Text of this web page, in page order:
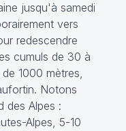
jusqu'à samedi
vers
redescendre
cumuls de 30 à
1000 mètres,
Notons
des Alpes :
Alpes, 5-10